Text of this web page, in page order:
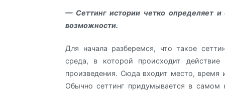
— Сеттинг истории четко определяет и
возможности.
Для начала разберемся, что такое
среда, в которой происходит действие
произведения. Сюда входит место, время
Обычно сеттинг придумывается в самом